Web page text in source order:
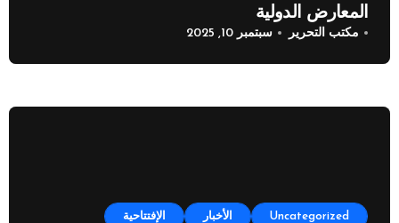
المعارض الدولية
مكتب التحرير سبتمبر 10, 2025
Uncategorized الأخبار الإفتتاحية